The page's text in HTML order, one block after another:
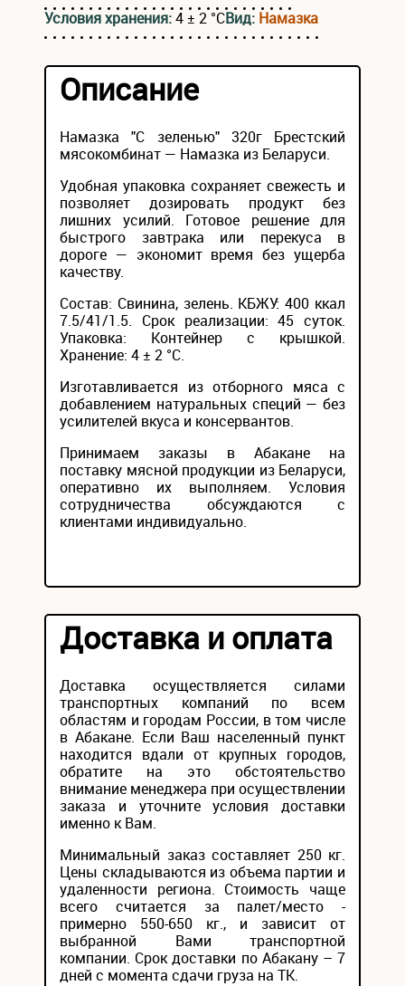
Условия хранения:4 ± 2 °СВид: Намазка
Описание
Намазка "С зеленью" 320г Брестский
мясокомбинат — Намазка из Беларуси.
Удобная упаковка сохраняет свежесть и
позволяет дозировать продукт без
лишних усилий. Готовое решение для
быстрого завтрака или перекуса в
дороге — экономит время без ущерба
качеству.
Состав: Свинина, зелень. КБЖУ: 400 ккал
7.5/41/1.5. Срок реализации: 45 суток.
Упаковка: Контейнер с крышкой.
Хранение: 4 ± 2 °С.
Изготавливается из отборного мяса с
добавлением натуральных специй — без
усилителей вкуса и консервантов.
Принимаем заказы в Абакане на
поставку мясной продукции из Беларуси,
оперативно их выполняем. Условия
сотрудничества обсуждаются с
клиентами индивидуально.
Доставка и оплата
Доставка осуществляется силами
транспортных компаний по всем
областям и городам России, в том числе
в Абакане. Если Ваш населенный пункт
находится вдали от крупных городов,
обратите на это обстоятельство
внимание менеджера при осуществлении
заказа и уточните условия доставки
именно к Вам.
Минимальный заказ составляет 250 кг.
Цены складываются из объема партии и
удаленности региона. Стоимость чаще
всего считается за палет/место -
примерно 550-650 кг., и зависит от
выбранной Вами транспортной
компании. Срок доставки по Абакану – 7
дней с момента сдачи груза на ТК.